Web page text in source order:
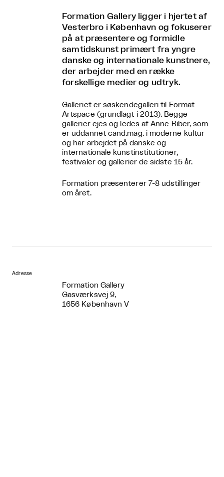
Formation Gallery ligger i hjertet af
Vesterbro i København og fokuserer
på at præsentere og formidle
samtidskunst primært fra yngre
danske og internationale kunstnere,
der arbejder med en række
forskellige medier og udtryk.
Galleriet er søskendegalleri til Format
Artspace (grundlagt i 2013). Begge
gallerier ejes og ledes af Anne Riber, som
er uddannet cand.mag. i moderne kultur
og har arbejdet på danske og
internationale kunstinstitutioner,
festivaler og gallerier de sidste 15 år.
Formation præsenterer 7-8 udstillinger
om året.
Adresse
Formation Gallery
Gasværksvej 9,
1656 København V